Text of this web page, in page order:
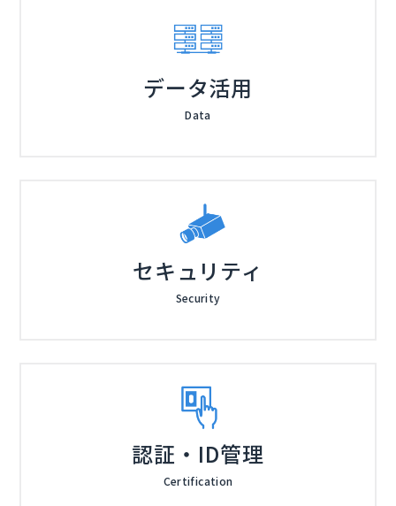
データ活用
Data
セキュリティ
Security
認証・ID管理
Certification